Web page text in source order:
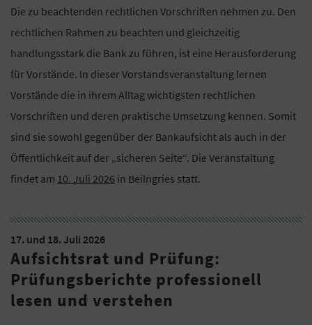
Die zu beachtenden rechtlichen Vorschriften nehmen zu. Den
rechtlichen Rahmen zu beachten und gleichzeitig
handlungsstark die Bank zu führen, ist eine Herausforderung
für Vorstände. In dieser Vorstandsveranstaltung lernen
Vorstände die in ihrem Alltag wichtigsten rechtlichen
Vorschriften und deren praktische Umsetzung kennen. Somit
sind sie sowohl gegenüber der Bankaufsicht als auch in der
Öffentlichkeit auf der „sicheren Seite“. Die Veranstaltung
findet am 10. Juli 2026 in Beilngries statt.
17. und 18. Juli 2026
Aufsichtsrat und Prüfung:
Prüfungsberichte professionell
lesen und verstehen